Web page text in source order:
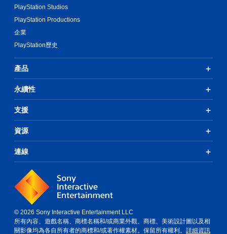
PlayStation Studios
PlayStation Productions
企業
PlayStation歷史
產品
永續性
支援
資源
連線
© 2026 Sony Interactive Entertainment LLC
所有內容、遊戲名稱、商標名稱和/或商業外觀、商標、美術設計圖以及相
關影像均為各自所有者的商標和/或著作權素材。保留所有權利。 詳細資訊